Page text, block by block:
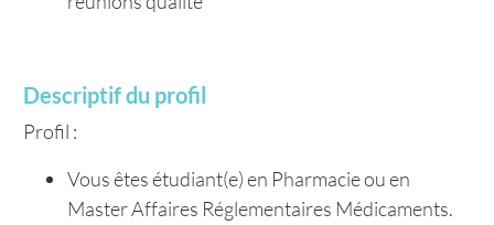
Descriptif du profil
Profil :
Vous êtes étudiant(e) en Pharmacie ou en
Master Affaires Réglementaires Médicaments.